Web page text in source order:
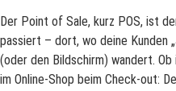
Der Point of Sale, kurz POS, ist
passiert – dort, wo deine Kunden
(oder den Bildschirm) wandert.
im Online-Shop beim Check-out: